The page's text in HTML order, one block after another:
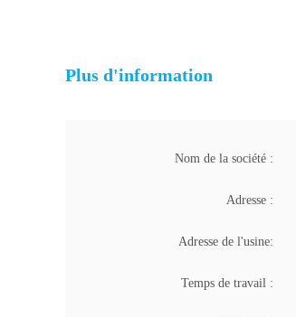
Plus d'information
Nom de la société :
Adresse :
Adresse de l'usine:
Temps de travail :